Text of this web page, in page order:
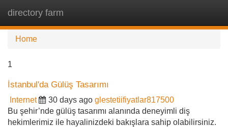
directory farm
Home
1
İstanbul'da Gülüş Tasarımı
Internet 30 days ago glestetiifiyatlar817500
Bu şehir’nde gülüş tasarımı alanında deneyimli diş
hekimlerimiz ile hayalinizdeki bakışlara sahip olabilirsiniz.